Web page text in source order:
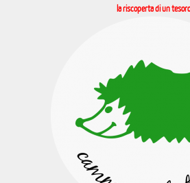
la riscoperta di un tesoro